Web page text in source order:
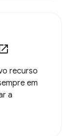
recurso
em
a